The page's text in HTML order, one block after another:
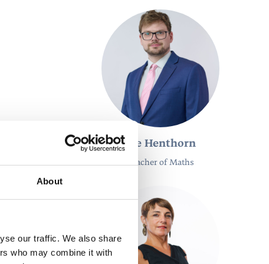
About
our traffic. We also share
who may combine it with
Joe Henthorn
Teacher of Maths